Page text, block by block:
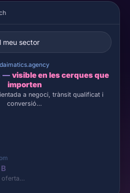
meu sector
daimatics.agency
— visible en les cerques que
importen
a negoci, trànsit qualificat i
conversió…
oferta…